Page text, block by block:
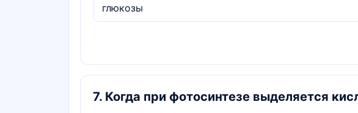
глюкозы
7. Когда при фотосинтезе выделяется